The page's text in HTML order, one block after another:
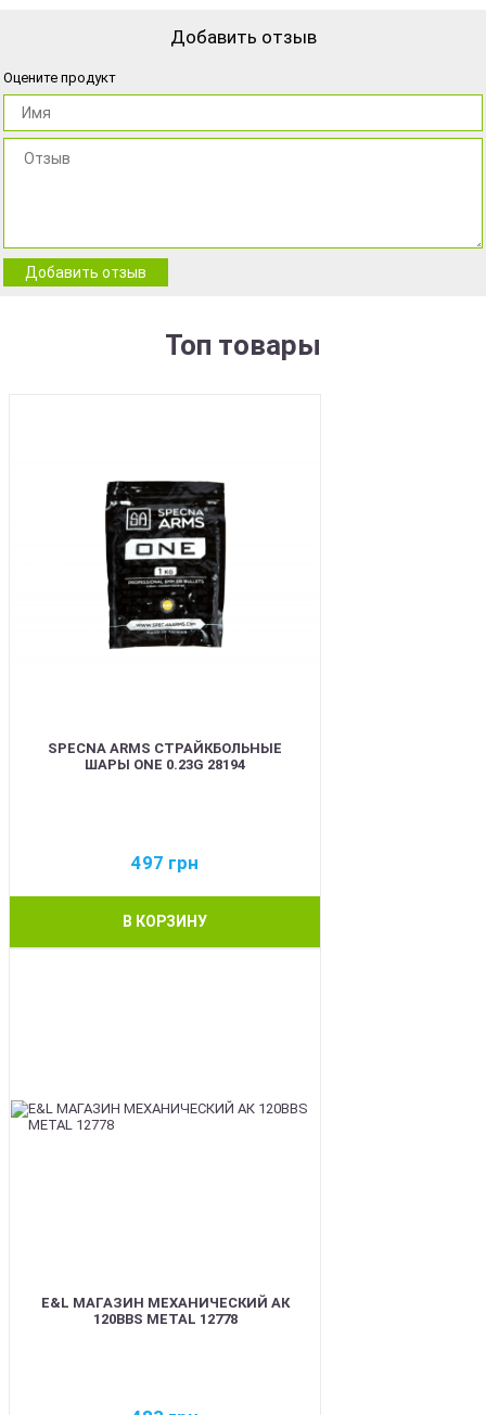
Добавить отзыв
Оцените продукт
Добавить отзыв
Топ товары
SPECNA ARMS СТРАЙКБОЛЬНЫЕ
ШАРЫ ONE 0.23G 28194
497 грн
В КОРЗИНУ
E&L МАГАЗИН МЕХАНИЧЕСКИЙ АК
120BBS METAL 12778